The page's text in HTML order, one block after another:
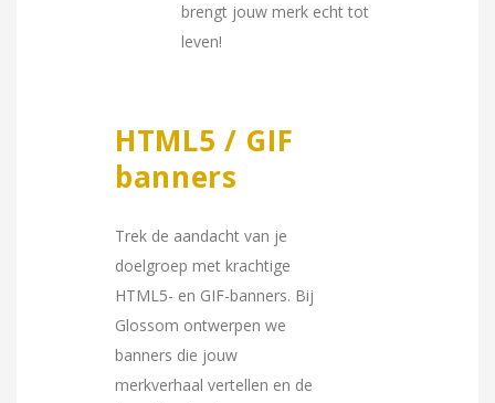
brengt jouw merk echt tot
leven!
HTML5 / GIF
banners
Trek de aandacht van je
doelgroep met krachtige
HTML5- en GIF-banners. Bij
Glossom ontwerpen we
banners die jouw
merkverhaal vertellen en de